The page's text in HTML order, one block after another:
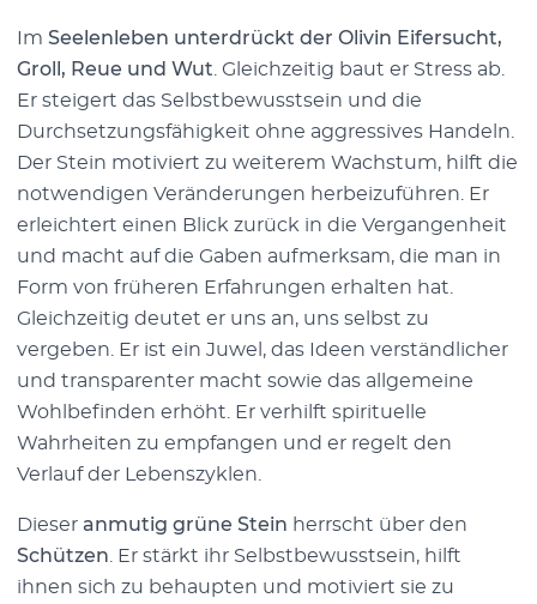
Im Seelenleben unterdrückt der Olivin Eifersucht,
Groll, Reue und Wut. Gleichzeitig baut er Stress ab.
Er steigert das Selbstbewusstsein und die
Durchsetzungsfähigkeit ohne aggressives Handeln.
Der Stein motiviert zu weiterem Wachstum, hilft die
notwendigen Veränderungen herbeizuführen. Er
erleichtert einen Blick zurück in die Vergangenheit
und macht auf die Gaben aufmerksam, die man in
Form von früheren Erfahrungen erhalten hat.
Gleichzeitig deutet er uns an, uns selbst zu
vergeben. Er ist ein Juwel, das Ideen verständlicher
und transparenter macht sowie das allgemeine
Wohlbefinden erhöht. Er verhilft spirituelle
Wahrheiten zu empfangen und er regelt den
Verlauf der Lebenszyklen.
Dieser anmutig grüne Stein herrscht über den
Schützen. Er stärkt ihr Selbstbewusstsein, hilft
ihnen sich zu behaupten und motiviert sie zu